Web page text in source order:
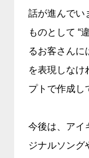
話が進んでい
ものとして “
るお客さんに
を表現しなけ
プトで作成し
今後は、アイ
ジナルソング